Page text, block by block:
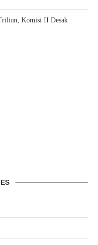
Komisi II Desak